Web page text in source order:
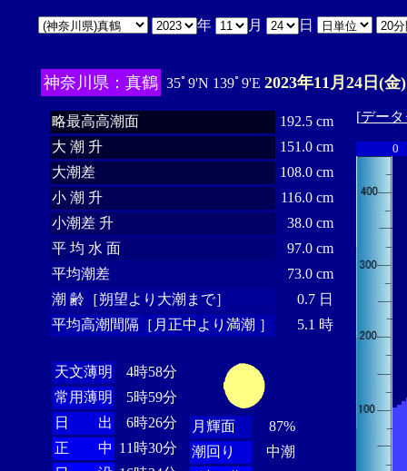
年 月 日
神奈川県：真鶴 35ﾟ9'N 139ﾟ9'E 2023年11月24日(金)
略最高高潮面
192.5 cm
大 潮 升
151.0 cm
大潮差
108.0 cm
小 潮 升
116.0 cm
小潮差 升
38.0 cm
平 均 水 面
97.0 cm
平均潮差
73.0 cm
潮 齢［朔望より大潮まで］
0.7 日
平均高潮間隔［月正中より満潮 ］
5.1 時
天文薄明
4時58分
常用薄明
5時59分
日 出
6時26分
正 中 11時30分
月輝面
87%
潮回り
中潮
[デー
0